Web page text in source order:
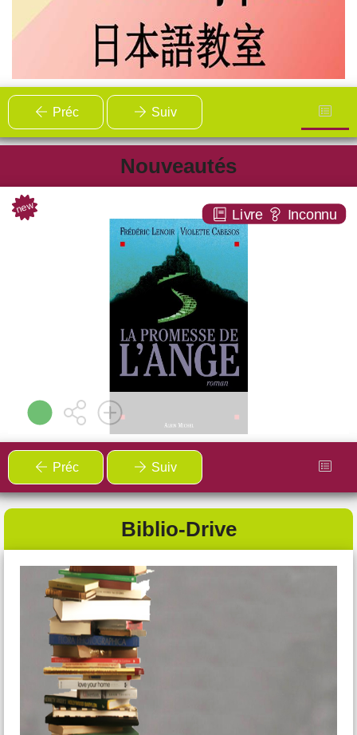
Cours de Japonais
A partir du lundi 2 mars
Salle sous la mairie - Fondamente
Envie de prolonger le voyage après l’expo
?
L’exposition vous a donné le goût du Japon ? Bonne
nouvelle !
À la suite de cet événement, l'AFR du Canton de Cornus
proposedes cours de japonais tous les lundis de 18h30
Préc Suiv
Nouveautés
Livre Inconnu
new La promesse de l'ange
ROMAN
Frédéric LENOIR
Albin michel ( Paris - 2004 )
Plus d'infos
Préc Suiv
Biblio-Drive